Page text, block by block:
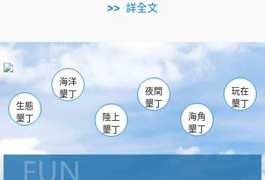
詳全文
南仁湖
海生館
恆春 佳樂水
龍鑾潭自然中心 森林遊樂區
瓊麻館
關山 墾管處遊客中心
社頂公園 風吹沙
船帆石
白砂 龍磐公園
香蕉灣
砂島
鵝鑾鼻
生態
墾丁
海洋
墾丁
陸上
墾丁
夜間
墾丁
海角
墾丁
玩在
墾丁